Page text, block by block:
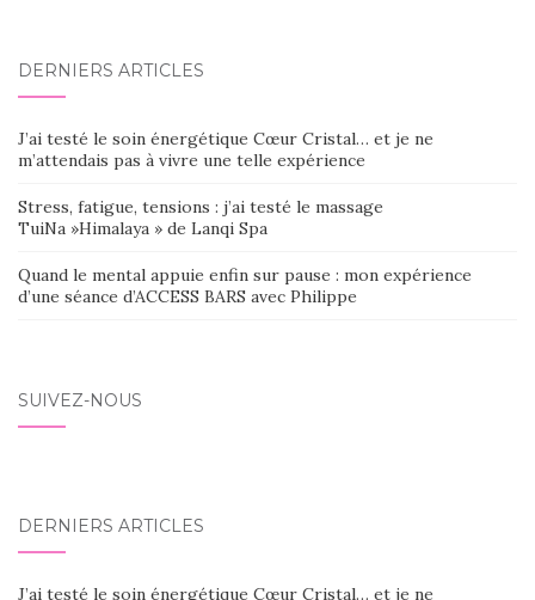
DERNIERS ARTICLES
J’ai testé le soin énergétique Cœur Cristal… et je ne
m’attendais pas à vivre une telle expérience
Stress, fatigue, tensions : j’ai testé le massage
TuiNa »Himalaya » de Lanqi Spa
Quand le mental appuie enfin sur pause : mon expérience
d’une séance d’ACCESS BARS avec Philippe
SUIVEZ-NOUS
DERNIERS ARTICLES
J’ai testé le soin énergétique Cœur Cristal… et je ne